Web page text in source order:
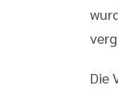
Die